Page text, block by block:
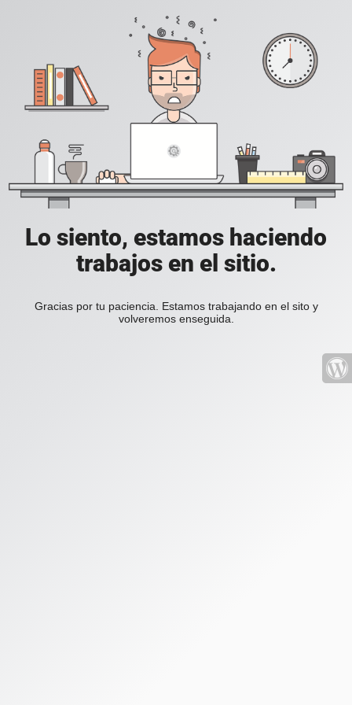
Lo siento, estamos haciendo
trabajos en el sitio.
Gracias por tu paciencia. Estamos trabajando en el sito y
volveremos enseguida.